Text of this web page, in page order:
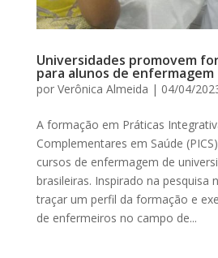
Universidades promovem
para alunos de enfermagem
por Verônica Almeida | 04/04/
A formação em Práticas
Complementares em Saúde
cursos de enfermagem de
brasileiras. Inspirado na pesquisa
traçar um perfil da formação e
de enfermeiros no campo de...